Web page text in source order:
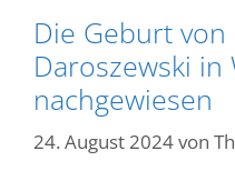
Die Geburt von
Daroszewski in
nachgewiesen
24. August 2024von